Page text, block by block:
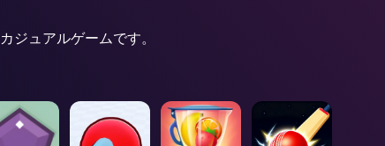
ジュアルゲームです。